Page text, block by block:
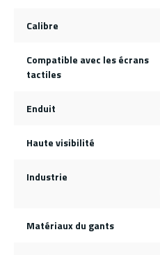
Calibre
Compatible avec les écrans
tactiles
Enduit
Haute visibilité
Industrie
Matériaux du gants